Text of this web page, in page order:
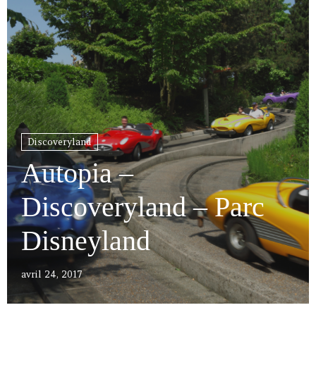
Discoveryland
Autopia –
Discoveryland – Parc
Disneyland
avril 24, 2017